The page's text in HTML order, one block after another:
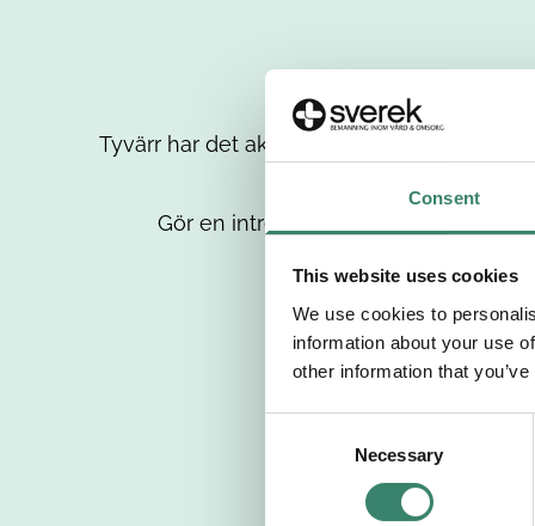
Consent
This website uses cookies
We use cookies to
information about your use
other information that
Necessary
Tyvärr har det aktuella jobbet tagits bort
Gör en intresseanmälan så